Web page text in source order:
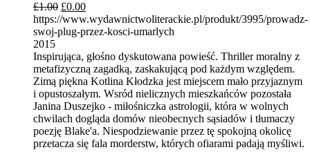
£1.00 £0.00
https://www.wydawnictwoliterackie.pl/produkt/3995/prowadz-
swoj-plug-przez-kosci-umarlych
2015
Inspirująca, głośno dyskutowana powieść. Thriller moralny z
metafizyczną zagadką, zaskakującą pod każdym względem.
Zimą piękna Kotlina Kłodzka jest miejscem mało przyjaznym
i opustoszałym. Wsród nielicznych mieszkańców pozostała
Janina Duszejko - miłośniczka astrologii, która w wolnych
chwilach dogląda domów nieobecnych sąsiadów i tłumaczy
poezję Blake'a. Niespodziewanie przez tę spokojną okolicę
przetacza się fala morderstw, których ofiarami padają myśliwi.